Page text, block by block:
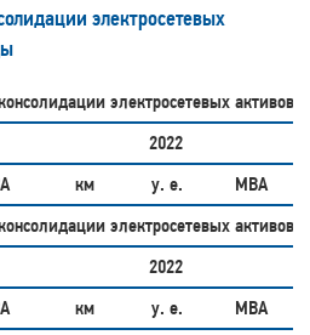
электросетевых
электросетевых активов
2022
км у. е. МВА
электросетевых активов
2022
км у. е.
МВА